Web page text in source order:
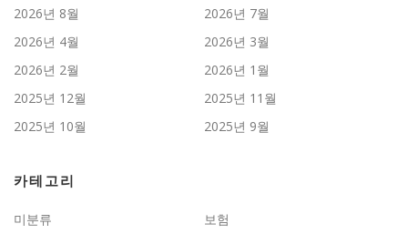
2026년 8월
2026년 7월
2026년 4월
2026년 3월
2026년 2월
2026년 1월
2025년 12월
2025년 11월
2025년 10월
2025년 9월
카테고리
미분류 보험